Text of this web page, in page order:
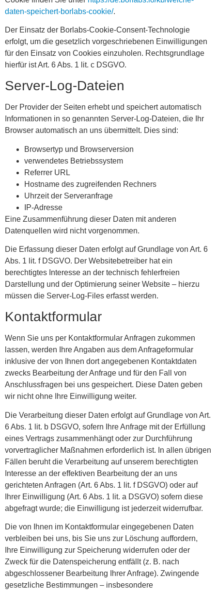
daten-speichert-borlabs-cookie/.
Der Einsatz der Borlabs-Cookie-Consent-Technologie
erfolgt, um die gesetzlich vorgeschriebenen Einwilligungen
für den Einsatz von Cookies einzuholen. Rechtsgrundlage
hierfür ist Art. 6 Abs. 1 lit. c DSGVO.
Server-Log-Dateien
Der Provider der Seiten erhebt und speichert automatisch
Informationen in so genannten Server-Log-Dateien, die Ihr
Browser automatisch an uns übermittelt. Dies sind:
Browsertyp und Browserversion
verwendetes Betriebssystem
Referrer URL
Hostname des zugreifenden Rechners
Uhrzeit der Serveranfrage
IP-Adresse
Eine Zusammenführung dieser Daten mit anderen
Datenquellen wird nicht vorgenommen.
Die Erfassung dieser Daten erfolgt auf Grundlage von Art. 6
Abs. 1 lit. f DSGVO. Der Websitebetreiber hat ein
berechtigtes Interesse an der technisch fehlerfreien
Darstellung und der Optimierung seiner Website – hierzu
müssen die Server-Log-Files erfasst werden.
Kontaktformular
Wenn Sie uns per Kontaktformular Anfragen zukommen
lassen, werden Ihre Angaben aus dem Anfrageformular
inklusive der von Ihnen dort angegebenen Kontaktdaten
zwecks Bearbeitung der Anfrage und für den Fall von
Anschlussfragen bei uns gespeichert. Diese Daten geben
wir nicht ohne Ihre Einwilligung weiter.
Die Verarbeitung dieser Daten erfolgt auf Grundlage von Art.
6 Abs. 1 lit. b DSGVO, sofern Ihre Anfrage mit der Erfüllung
eines Vertrags zusammenhängt oder zur Durchführung
vorvertraglicher Maßnahmen erforderlich ist. In allen übrigen
Fällen beruht die Verarbeitung auf unserem berechtigten
Interesse an der effektiven Bearbeitung der an uns
gerichteten Anfragen (Art. 6 Abs. 1 lit. f DSGVO) oder auf
Ihrer Einwilligung (Art. 6 Abs. 1 lit. a DSGVO) sofern diese
abgefragt wurde; die Einwilligung ist jederzeit widerrufbar.
Die von Ihnen im Kontaktformular eingegebenen Daten
verbleiben bei uns, bis Sie uns zur Löschung auffordern,
Ihre Einwilligung zur Speicherung widerrufen oder der
Zweck für die Datenspeicherung entfällt (z. B. nach
abgeschlossener Bearbeitung Ihrer Anfrage). Zwingende
gesetzliche Bestimmungen – insbesondere